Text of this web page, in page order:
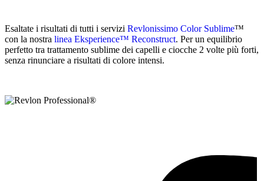
Esaltate i risultati di tutti i servizi Revlonissimo Color Sublime™
con la nostra linea Eksperience™ Reconstruct. Per un equilibrio
perfetto tra trattamento sublime dei capelli e ciocche 2 volte più forti,
senza rinunciare a risultati di colore intensi.